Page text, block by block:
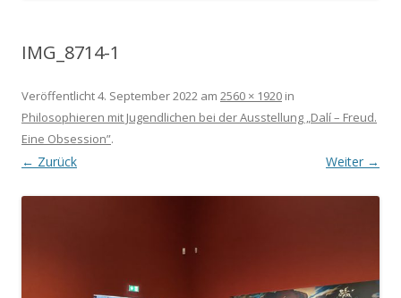
IMG_8714-1
Veröffentlicht4. September 2022 am 2560 × 1920 in
Philosophieren mit Jugendlichen bei der Ausstellung „Dalí – Freud.
Eine Obsession”.
← Zurück Weiter →